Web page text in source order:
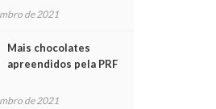
mulher em cárcere
de 2021
Mais chocolates
apreendidos pela PRF
crianças no Natal
de 2021